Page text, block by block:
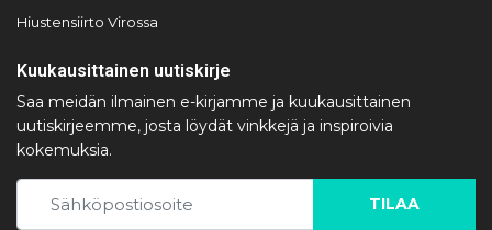
Hiustensiirto Virossa
Kuukausittainen uutiskirje
Saa meidän ilmainen e-kirjamme ja kuukausittainen
uutiskirjeemme, josta löydät vinkkejä ja inspiroivia
kokemuksia.
TILAA